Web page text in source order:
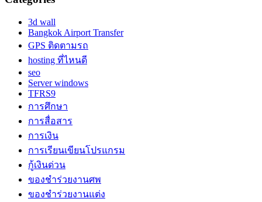
3d wall
Bangkok Airport Transfer
GPS ติดตามรถ
hosting ที่ไหนดี
seo
Server windows
TFRS9
การศึกษา
การสื่อสาร
การเงิน
การเรียนเขียนโปรแกรม
กู้เงินด่วน
ของชำร่วยงานศพ
ของชำร่วยงานแต่ง